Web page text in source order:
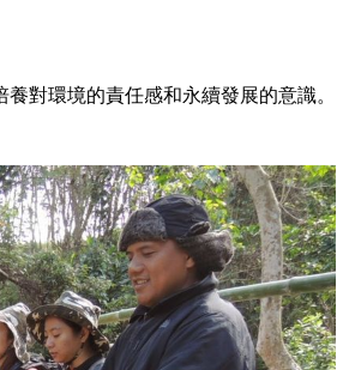
對環境的責任感和永續發展的意識。